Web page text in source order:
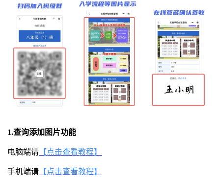
1.查询添加图片功能
电脑端请 【点击查看教程】
手机端请 【点击查看教程】